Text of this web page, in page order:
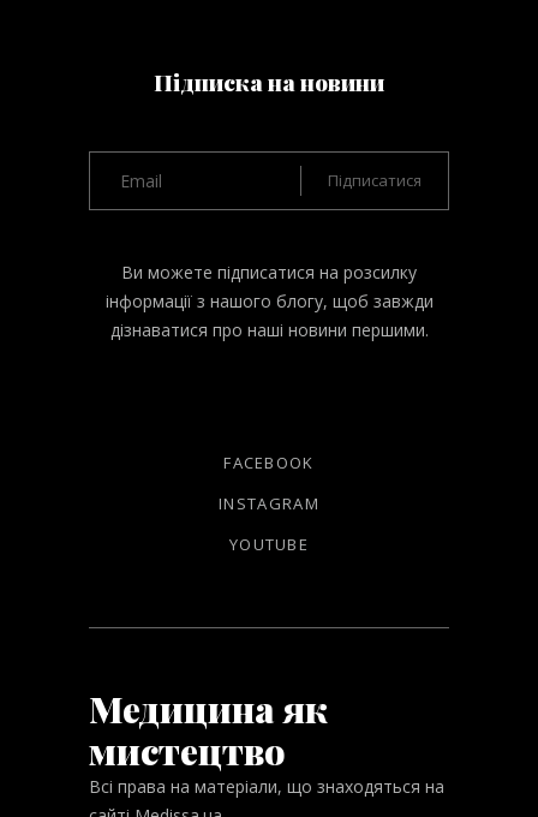
Підписка на новини
Ви можете підписатися на розсилку
інформації з нашого блогу, щоб завжди
дізнаватися про наші новини першими.
FACEBOOK
INSTAGRAM
YOUTUBE
Медицина як
мистецтво
Всі права на матеріали, що знаходяться на